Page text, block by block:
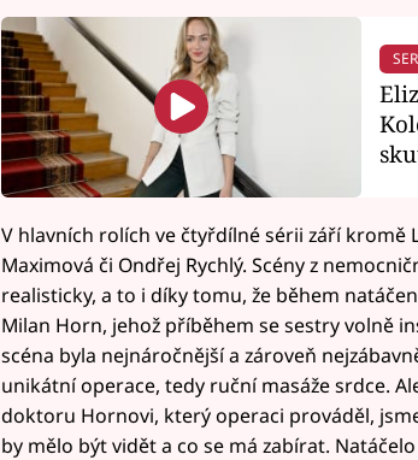
V hlavních rolích ve čtyřdílné sérii září kromě
Maximová či Ondřej Rychlý. Scény z
realisticky, a to i díky tomu, že během
Milan Horn, jehož příběhem se sestry volně
scéna byla nejnáročnější a zároveň
unikátní operace, tedy ruční masáže srdce.
doktoru Hornovi, který operaci prováděl,
by mělo být vidět a co se má zabírat.